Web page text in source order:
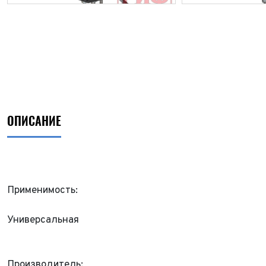
ОПИСАНИЕ
Применимость:
Универсальная